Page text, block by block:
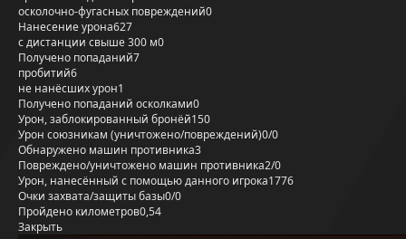
осколочно-фугасных повреждений0
Нанесение урона627
с дистанции свыше 300 м0
Получено попаданий7
пробитий6
не нанёсших урон1
Получено попаданий осколками0
Урон, заблокированный бронёй150
Урон союзникам (уничтожено/повреждений)0/0
Обнаружено машин противника3
Повреждено/уничтожено машин противника2/0
Урон, нанесённый с помощью данного игрока1776
Очки захвата/защиты базы0/0
Пройдено километров0,54
Закрыть